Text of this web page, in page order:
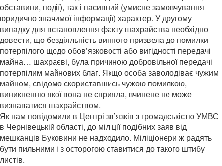
обставини, події), так і пасивний (умисне замовчування
юридично значимої інформації) характер. У другому
випадку для встановлення факту шахрайства необхідно
довести, що бездіяльність винного призвела до помилки
потерпілого щодо обов’язковості або вигідності передачі
майна… шахраєві, була причиною добровільної передачі
потерпілим майнових благ. Якщо особа заволодіває чужим
майном, свідомо скориставшись чужою помилкою,
виникненню якої вона не сприяла, вчинене не може
визнаватися шахрайством.
Як нам повідомили в Центрі зв’язків з громадськістю УМВС
в Чернівецькій області, до міліції подібних заяв від
мешканців Буковини не надходило. Міліціонери ж радять
бути пильними і з осторогою ставитися до такого штибу
листів.